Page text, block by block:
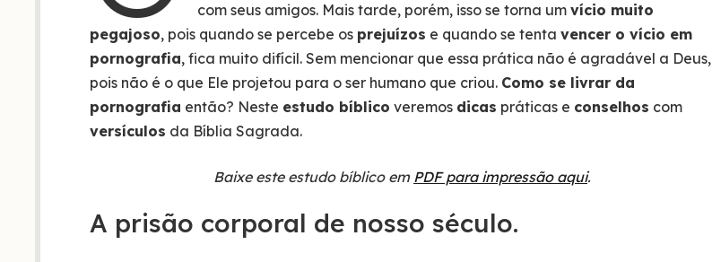
com seus amigos. Mais tarde, porém, isso se torna um vício muito
pegajoso, pois quando se percebe os prejuízos e quando se tentavencer o vício em
pornografia, fica muito difícil. Sem mencionar que essa prática não é agradável a Deus,
pois não é o que Ele projetou para o ser humano que criou. Como se livrar da
pornografia então? Neste estudo bíblico veremos dicas práticas e conselhos com
versículos da Bíblia Sagrada.
Baixe este estudo bíblico em PDF para impressão aqui.
A prisão corporal de nosso século.